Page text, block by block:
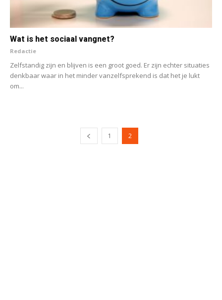
Wat is het sociaal vangnet?
Redactie
Zelfstandig zijn en blijven is een groot goed. Er zijn echter situaties
denkbaar waar in het minder vanzelfsprekend is dat het je lukt
om...
1 2